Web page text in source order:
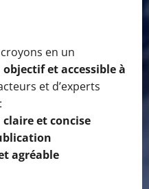
en un
et accessible à
et d’experts
et concise
agréable